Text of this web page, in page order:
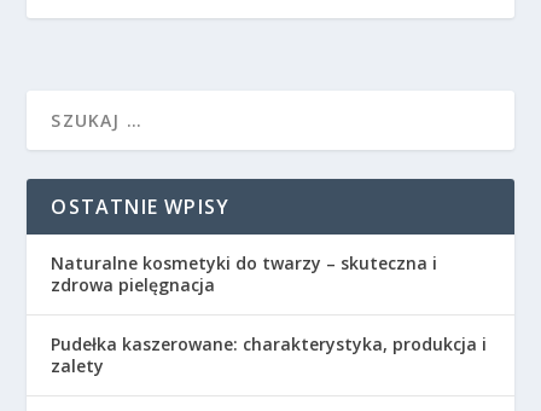
OSTATNIE WPISY
Naturalne kosmetyki do twarzy – skuteczna i
zdrowa pielęgnacja
Pudełka kaszerowane: charakterystyka, produkcja i
zalety